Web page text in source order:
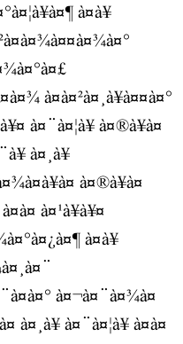
à¤à¥
à¤à¤²à¤¸à¥à¤¤à¤°
à¤¨à¤¦à¥ à¤®à¥à¤
à¤¸à¥
à¤®à¥à¤
à¤¹à¥à¥¤
à¤à¥
à¤¬à¤¨à¤¾à¤
à¤¸à¥ à¤¨à¤¦à¥ à¤à¤